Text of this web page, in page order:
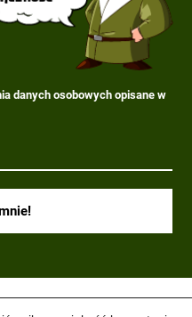
danych osobowych opisane w
MILITARIA.